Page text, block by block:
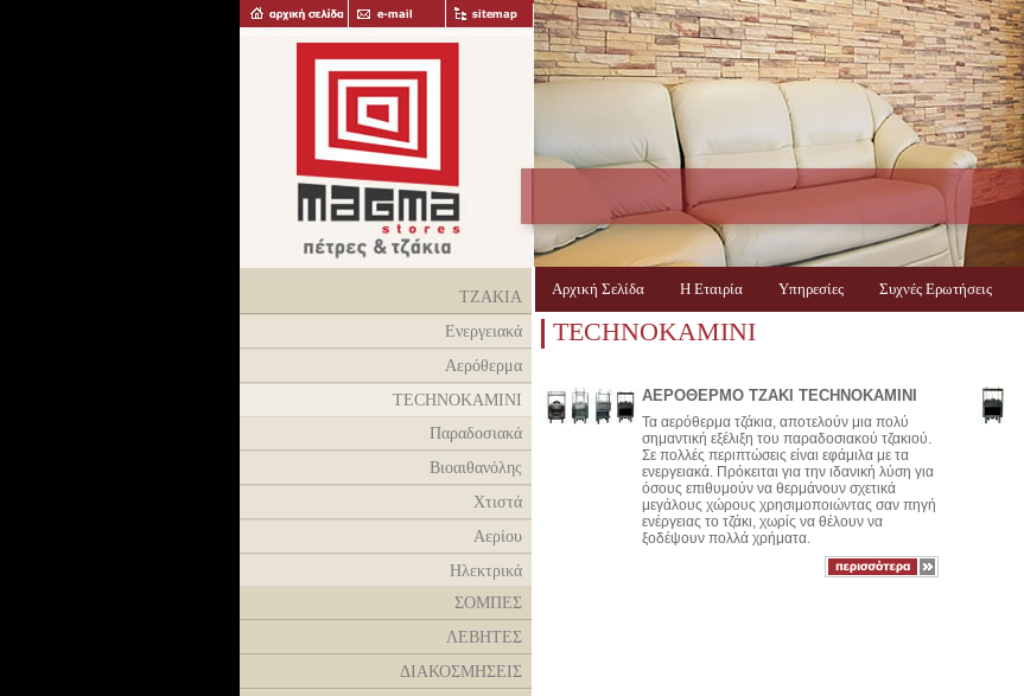
ΤΖΑΚΙΑ
Ενεργειακά
Aερόθερμα
TECHNOKAMINI
Παραδοσιακά
Βιοαιθανόλης
Χτιστά
Αερίου
Ηλεκτρικά
ΣΟΜΠΕΣ
ΛΕΒΗΤΕΣ
ΔΙΑΚΟΣΜΗΣΕΙΣ
Αρχική Σελίδα Η Εταιρία Υπηρεσίες Συχνές Ερωτήσεις
TECHNOKAMINI
ΑΕΡΟΘΕΡΜΟ ΤΖΑΚΙ TECHNOKAMINI
Τα αερόθερμα τζάκια, αποτελούν μια πολύ
σημαντική εξέλιξη του παραδοσιακού τζακιού.
Σε πολλές περιπτώσεις είναι εφάμιλα με τα
ενεργειακά. Πρόκειται για την ιδανική λύση για
όσους επιθυμούν να θερμάνουν σχετικά
μεγάλους χώρους χρησιμοποιώντας σαν πηγή
ενέργειας το τζάκι, χωρίς να θέλουν να
ξοδέψουν πολλά χρήματα.